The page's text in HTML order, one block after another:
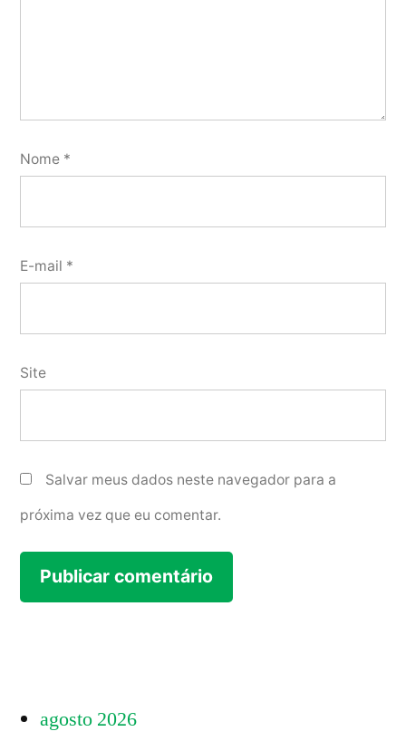
Nome *
E-mail *
Site
Salvar meus dados neste navegador para a
próxima vez que eu comentar.
agosto 2026